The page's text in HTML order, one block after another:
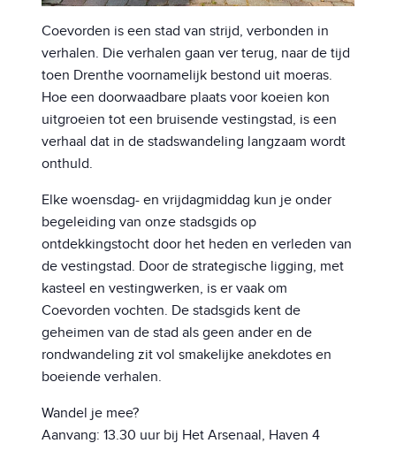
Coevorden is een stad van strijd, verbonden in
verhalen. Die verhalen gaan ver terug, naar de tijd
toen Drenthe voornamelijk bestond uit moeras.
Hoe een doorwaadbare plaats voor koeien kon
uitgroeien tot een bruisende vestingstad, is een
verhaal dat in de stadswandeling langzaam wordt
onthuld.
Elke woensdag- en vrijdagmiddag kun je onder
begeleiding van onze stadsgids op
ontdekkingstocht door het heden en verleden van
de vestingstad. Door de strategische ligging, met
kasteel en vestingwerken, is er vaak om
Coevorden vochten. De stadsgids kent de
geheimen van de stad als geen ander en de
rondwandeling zit vol smakelijke anekdotes en
boeiende verhalen.
Wandel je mee?
Aanvang: 13.30 uur bij Het Arsenaal, Haven 4